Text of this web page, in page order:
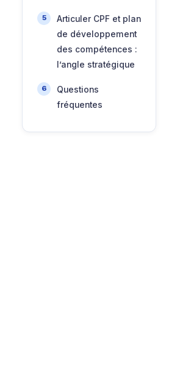
Articuler CPF et plan
de développement
des compétences :
l’angle stratégique
Questions
fréquentes